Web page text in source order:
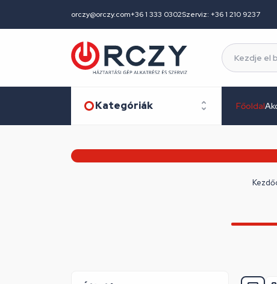
orczy@orczy.com+36 1 333 0302Szerviz: +36 1 210 9237
Kategóriák Főoldal